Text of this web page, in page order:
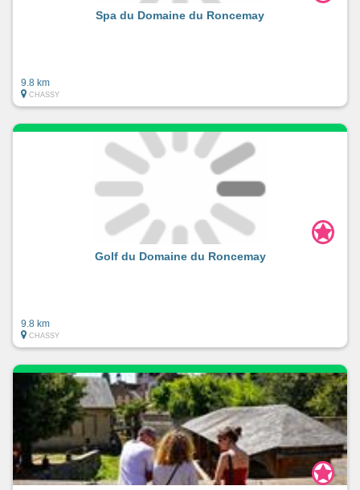
Spa du Domaine du Roncemay
9.8 km
CHASSY
Golf du Domaine du Roncemay
9.8 km
CHASSY